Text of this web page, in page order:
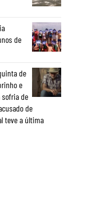
de
de
e
de
de
teve a última